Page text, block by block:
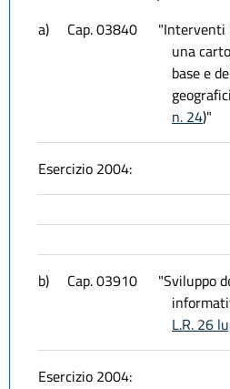
a) Cap. 03840
"Interventi
una
base e
n. 24)"
Esercizio 2004:
b) Cap. 03910
"Sviluppo
L.R. 26
Esercizio 2004: